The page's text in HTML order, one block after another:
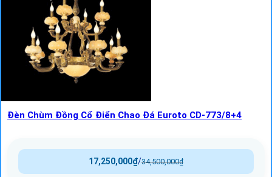
Đèn Chùm Đồng Cổ Điển Chao Đá Euroto CD-773/8+4
34,500,000₫
/
17,250,000₫